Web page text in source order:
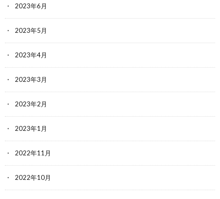
2023年6月
2023年5月
2023年4月
2023年3月
2023年2月
2023年1月
2022年11月
2022年10月